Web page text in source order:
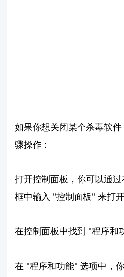
如果你想关闭某个杀毒软
骤操作：
打开控制面板，你可以通
框中输入 "控制面板" 来打开
在控制面板中找到 "程序和
在 "程序和功能" 选项中，